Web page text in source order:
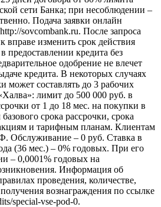
сети Банка; при несоблюдении –
Подача заявки онлайн
sovcombank.ru. После запроса
вправе изменить срок действия
предоставлении кредита без
одобрение не влечет
кредита. В некоторых случаях
может составлять до 3 рабочих
лимит до 500 000 руб. в
от 1 до 18 мес. на покупки в
срока рассрочки, срока
и тарифным планам. Клиентам
Обслуживание – 0 руб. Ставка в
(36 мес.) – 0% годовых. При его
– 0,0001% годовых на
Информация об
проведения, количестве,
вознаграждения по ссылке
special-vse-pod-0.